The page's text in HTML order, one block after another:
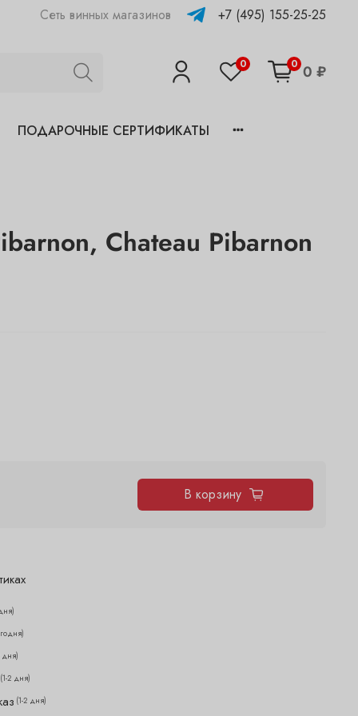
Сеть винных магазинов +7 (495) 155-25-25
0 0 0 ₽
ПОДАРОЧНЫЕ СЕРТИФИКАТЫ
Chateau Pibarnon
В корзину
(1-2 дня)
(1-2 дня)
дня)